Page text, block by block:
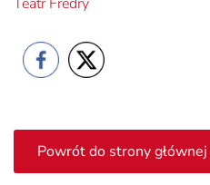
Powrót do strony głównej